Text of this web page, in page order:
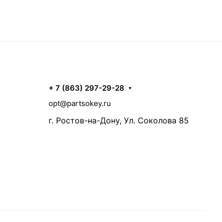
+ 7 (863) 297-29-28
opt@partsokey.ru
г. Ростов-на-Дону, Ул. Соколова 85